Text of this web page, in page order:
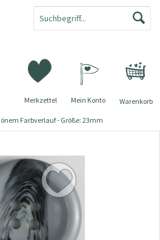
Warenkorb
Merkzettel Mein Konto
Farbverlauf - Größe: 23mm